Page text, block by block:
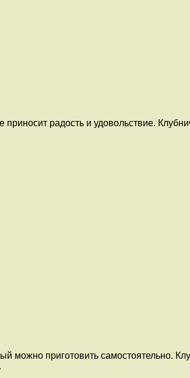
радость и удовольствие.
можно приготовить самостоятельно.